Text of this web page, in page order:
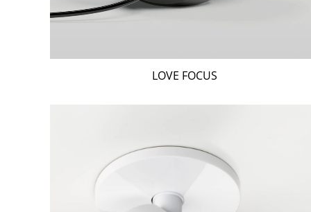
LOVE FOCUS